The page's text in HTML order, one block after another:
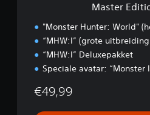
Master
"Monster Hunter: World"
“MHW:I” (grote
“MHW:I” Deluxepakket
Speciale avatar: “Monster
€49,99